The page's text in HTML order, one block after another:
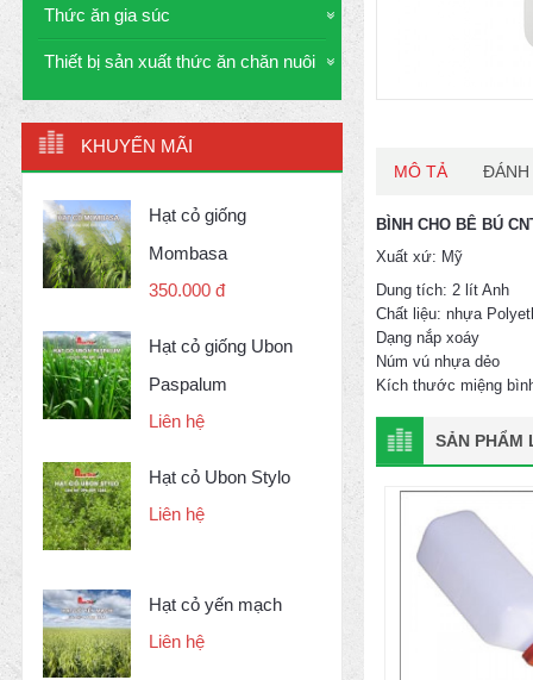
Thức ăn gia súc
Thiết bị sản xuất thức ăn chăn nuôi
KHUYẾN MÃI
Hạt cỏ giống
Mombasa
350.000 đ
Hạt cỏ giống Ubon
Paspalum
Liên hệ
Hạt cỏ Ubon Stylo
Liên hệ
Hạt cỏ yến mạch
Liên hệ
MÔ TẢ ĐÁNH
BÌNH CHO BÊ BÚ
Xuất xứ: Mỹ
Dung tích: 2 lít Anh
Chất liệu: nhựa
Dạng nắp xoáy
Núm vú nhựa dẻo
Kích thước miệng
SẢN PHẨM